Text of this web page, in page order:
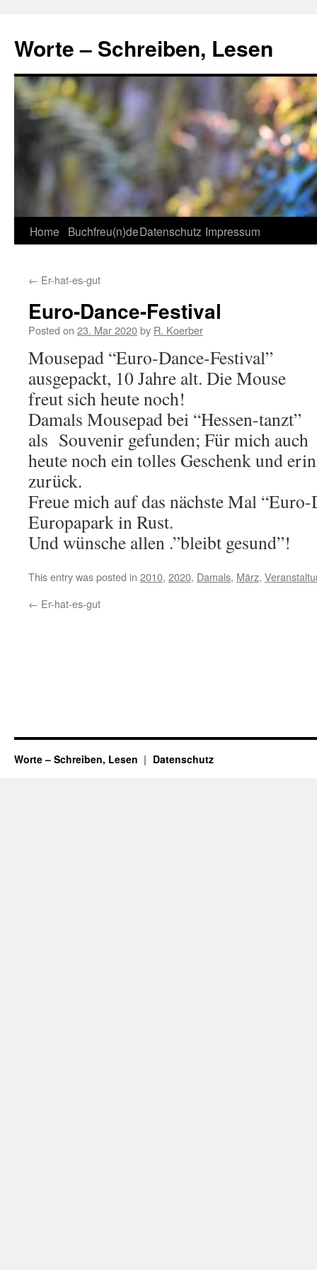
content
Worte – Schreiben, Lesen
Home Buchfreu(n)deDatenschutz Impressum
← Er-hat-es-gut
Euro-Dance-Festival
Posted on 23. Mar 2020by R. Koerber
Mousepad “Euro-Dance-Festival”
ausgepackt, 10 Jahre alt. Die Mouse
freut sich heute noch!
Damals Mousepad bei “Hessen-tanzt”
als Souvenir gefunden; Für mich auch
heute noch ein tolles Geschenk und
zurück.
Freue mich auf das nächste Mal
Europapark in Rust.
Und wünsche allen .”bleibt gesund”!
This entry was posted in 2010, 2020, Damals, März,
← Er-hat-es-gut
Worte – Schreiben, Lesen Datenschutz